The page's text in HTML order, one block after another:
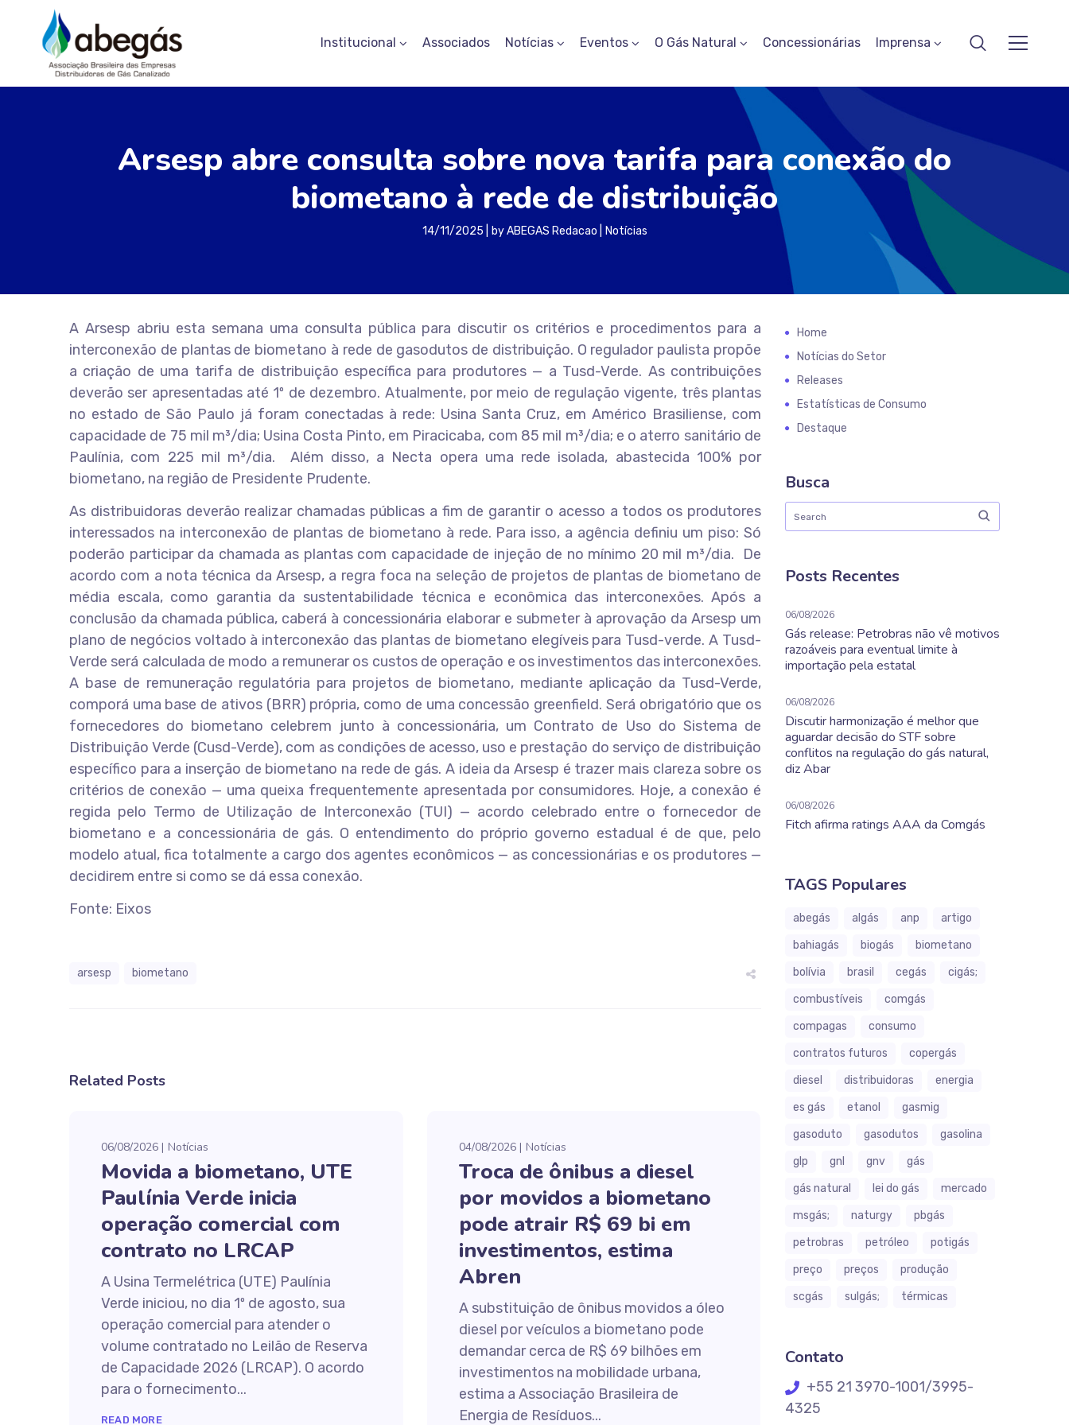
Institucional Associados Notícias Eventos O Gás Natural Concessionárias Imprensa
Arsesp abre consulta sobre nova tarifa para conexão do
biometano à rede de distribuição
14/11/2025 byABEGAS Redacao Notícias
A Arsesp abriu esta semana uma consulta pública para discutir os critérios e procedimentos para a
interconexão de plantas de biometano à rede de gasodutos de distribuição. O regulador paulista propõe
a criação de uma tarifa de distribuição específica para produtores — a Tusd-Verde. As contribuições
deverão ser apresentadas até 1º de dezembro. Atualmente, por meio de regulação vigente, três plantas
no estado de São Paulo já foram conectadas à rede: Usina Santa Cruz, em Américo Brasiliense, com
capacidade de 75 mil m³/dia; Usina Costa Pinto, em Piracicaba, com 85 mil m³/dia; e o aterro sanitário de
Paulínia, com 225 mil m³/dia. Além disso, a Necta opera uma rede isolada, abastecida 100% por
biometano, na região de Presidente Prudente.
As distribuidoras deverão realizar chamadas públicas a fim de garantir o acesso a todos os produtores
interessados na interconexão de plantas de biometano à rede. Para isso, a agência definiu um piso: Só
poderão participar da chamada as plantas com capacidade de injeção de no mínimo 20 mil m³/dia. De
acordo com a nota técnica da Arsesp, a regra foca na seleção de projetos de plantas de biometano de
média escala, como garantia da sustentabilidade técnica e econômica das interconexões. Após a
conclusão da chamada pública, caberá à concessionária elaborar e submeter à aprovação da Arsesp um
plano de negócios voltado à interconexão das plantas de biometano elegíveis para Tusd-verde. A Tusd-
Verde será calculada de modo a remunerar os custos de operação e os investimentos das interconexões.
A base de remuneração regulatória para projetos de biometano, mediante aplicação da Tusd-Verde,
comporá uma base de ativos (BRR) própria, como de uma concessão greenfield. Será obrigatório que os
fornecedores do biometano celebrem junto à concessionária, um Contrato de Uso do Sistema de
Distribuição Verde (Cusd-Verde), com as condições de acesso, uso e prestação do serviço de distribuição
específico para a inserção de biometano na rede de gás. A ideia da Arsesp é trazer mais clareza sobre os
critérios de conexão — uma queixa frequentemente apresentada por consumidores. Hoje, a conexão é
regida pelo Termo de Utilização de Interconexão (TUI) — acordo celebrado entre o fornecedor de
biometano e a concessionária de gás. O entendimento do próprio governo estadual é de que, pelo
modelo atual, fica totalmente a cargo dos agentes econômicos — as concessionárias e os produtores —
decidirem entre si como se dá essa conexão.
Fonte: Eixos
arsesp biometano
Related Posts
06/08/2026 Notícias
Movida a biometano, UTE
Paulínia Verde inicia
operação comercial com
contrato no LRCAP
A Usina Termelétrica (UTE) Paulínia
Verde iniciou, no dia 1º de agosto, sua
operação comercial para atender o
volume contratado no Leilão de Reserva
de Capacidade 2026 (LRCAP). O acordo
para o fornecimento...
READ MORE
04/08/2026 Notícias
Troca de ônibus a diesel
por movidos a biometano
pode atrair R$ 69 bi em
investimentos, estima
Abren
A substituição de ônibus movidos a óleo
diesel por veículos a biometano pode
demandar cerca de R$ 69 bilhões em
investimentos na mobilidade urbana,
estima a Associação Brasileira de
Energia de Resíduos...
Home
Notícias do Setor
Releases
Estatísticas de Consumo
Destaque
Busca
Posts Recentes
06/08/2026
Gás release: Petrobras não vê motivos
razoáveis para eventual limite à
importação pela estatal
06/08/2026
Discutir harmonização é melhor que
aguardar decisão do STF sobre
conflitos na regulação do gás natural,
diz Abar
06/08/2026
Fitch afirma ratings AAA da Comgás
TAGS Populares
abegás algás anp
artigo
bahiagás
biogás
biometano
bolívia
brasil cegás
cigás;
combustíveis
comgás
compagas
consumo
contratos futuros
copergás
diesel
distribuidoras
energia
es gás
etanol
gasmig
gasoduto
gasodutos
gasolina
glp
gnl gnv
gás
gás natural
lei do gás
mercado
msgás;
naturgy
pbgás
petrobras
petróleo
potigás
preço
preços
produção
scgás
sulgás; térmicas
Contato
+55 21 3970-1001/3995-
4325